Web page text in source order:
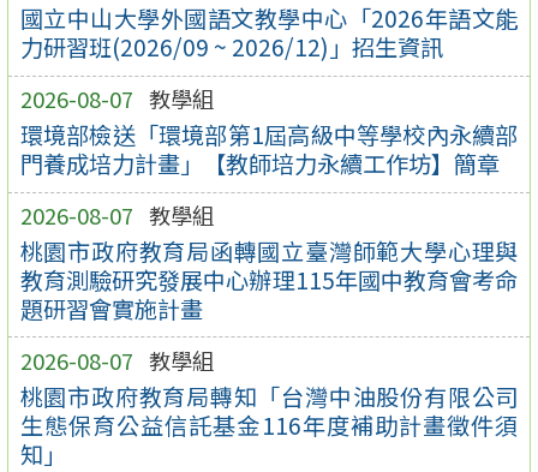
國立中山大學外國語文教學中心「2026年語文能
力研習班(2026/09 ~ 2026/12)」招生資訊
2026-08-07 教學組
環境部檢送「環境部第1屆高級中等學校內永續部
門養成培力計畫」【教師培力永續工作坊】簡章
2026-08-07 教學組
桃園市政府教育局函轉國立臺灣師範大學心理與
教育測驗研究發展中心辦理115年國中教育會考命
題研習會實施計畫
2026-08-07 教學組
桃園市政府教育局轉知「台灣中油股份有限公司
生態保育公益信託基金116年度補助計畫徵件須
知」